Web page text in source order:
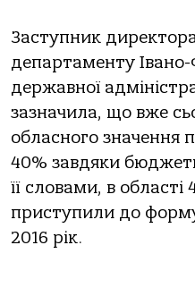
Заступник
департаменту Івано-
державної
зазначила, що вже
обласного значення
40% завдяки
її словами, в області
приступили до
2016 рік.